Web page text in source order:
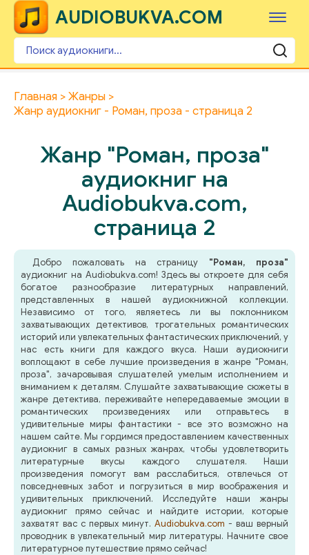
AUDIOBUKVA.COM
Главная
Жанры
Жанр аудиокниг - Роман, проза - страница 2
Жанр "Роман, проза"
аудиокниг на
Audiobukva.com,
страница 2
Добро пожаловать на страницу "Роман, проза"
аудиокниг на Audiobukva.com! Здесь вы откроете для себя
богатое разнообразие литературных направлений,
представленных в нашей аудиокнижной коллекции.
Независимо от того, являетесь ли вы поклонником
захватывающих детективов, трогательных романтических
историй или увлекательных фантастических приключений, у
нас есть книги для каждого вкуса. Наши аудиокниги
воплощают в себе лучшие произведения в жанре "Роман,
проза", зачаровывая слушателей умелым исполнением и
вниманием к деталям. Слушайте захватывающие сюжеты в
жанре детектива, переживайте непередаваемые эмоции в
романтических произведениях или отправьтесь в
удивительные миры фантастики - все это возможно на
нашем сайте. Мы гордимся предоставлением качественных
аудиокниг в самых разных жанрах, чтобы удовлетворить
литературные вкусы каждого слушателя. Наши
произведения помогут вам расслабиться, отвлечься от
повседневных забот и погрузиться в мир воображения и
удивительных приключений. Исследуйте наши жанры
аудиокниг прямо сейчас и найдите истории, которые
захватят вас с первых минут. Audiobukva.com - ваш верный
проводник в увлекательный мир литературы. Начните свое
литературное путешествие прямо сейчас!